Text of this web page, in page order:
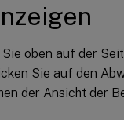
oben auf der
Sie auf den
der Ansicht der